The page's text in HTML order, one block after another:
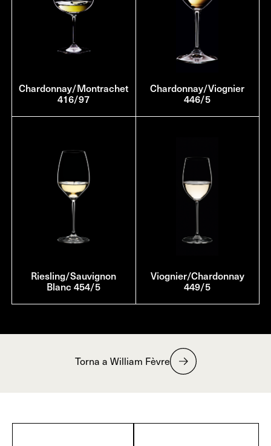
Chardonnay/Montrachet
416/97
Chardonnay/Viognier
446/5
Riesling/Sauvignon
Blanc 454/5
Viognier/Chardonnay
449/5
Torna a William Fèvre